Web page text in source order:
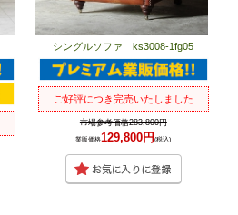
シングルソファ ks3008-1fg05
ご好評につき完売いたしました
市場参考価格283,800円
業販価格129,800円(税込)